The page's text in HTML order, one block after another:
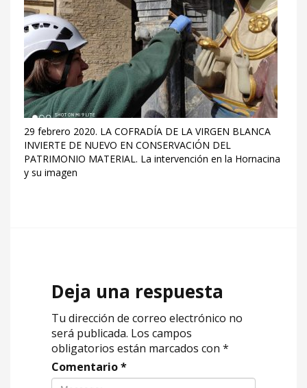
29 febrero 2020. LA COFRADÍA DE LA VIRGEN BLANCA
INVIERTE DE NUEVO EN CONSERVACIÓN DEL
PATRIMONIO MATERIAL. La intervención en la Hornacina
y su imagen
Deja una respuesta
Tu dirección de correo electrónico no
será publicada. Los campos
obligatorios están marcados con *
Comentario*